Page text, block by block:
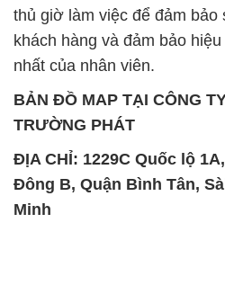
thủ giờ làm việc để đảm
khách hàng và đảm bảo
nhất của nhân viên.
BẢN ĐỒ MAP TẠI CÔNG
TRƯỜNG PHÁT
ĐỊA CHỈ: 1229C Quốc lộ
Đông B, Quận Bình Tân,
Minh